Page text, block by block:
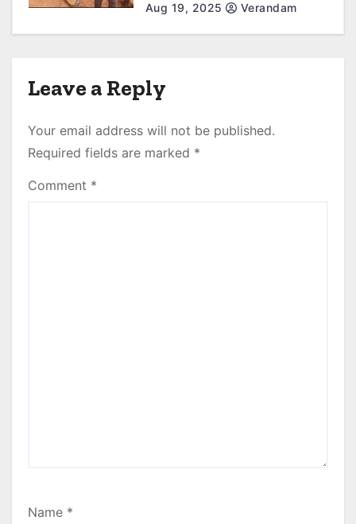
route abandonnée
Aug 19, 2025 Verandam
Leave a Reply
Your email address will not be published.
Required fields are marked *
Comment *
Name *